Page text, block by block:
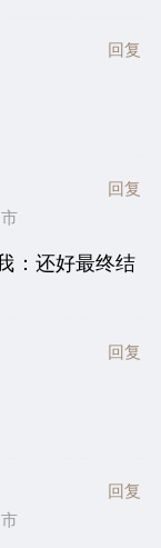
回复
回复
：还好最终结
回复
回复